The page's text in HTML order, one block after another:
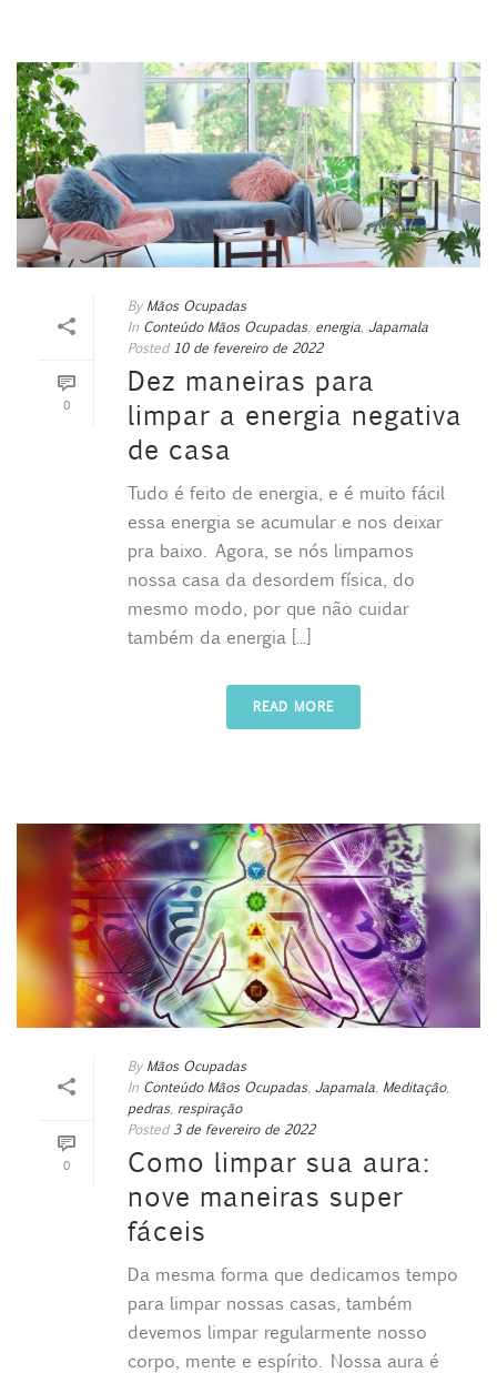
0
By Mãos Ocupadas
In Conteúdo Mãos Ocupadas, energia, Japamala
Posted 10 de fevereiro de 2022
Dez maneiras para
limpar a energia negativa
de casa
Tudo é feito de energia, e é muito fácil
essa energia se acumular e nos deixar
pra baixo. Agora, se nós limpamos
nossa casa da desordem física, do
mesmo modo, por que não cuidar
também da energia [...]
READ MORE
0
By Mãos Ocupadas
In Conteúdo Mãos Ocupadas, Japamala, Meditação,
pedras, respiração
Posted 3 de fevereiro de 2022
Como limpar sua aura:
nove maneiras super
fáceis
Da mesma forma que dedicamos tempo
para limpar nossas casas, também
devemos limpar regularmente nosso
corpo, mente e espírito. Nossa aura é